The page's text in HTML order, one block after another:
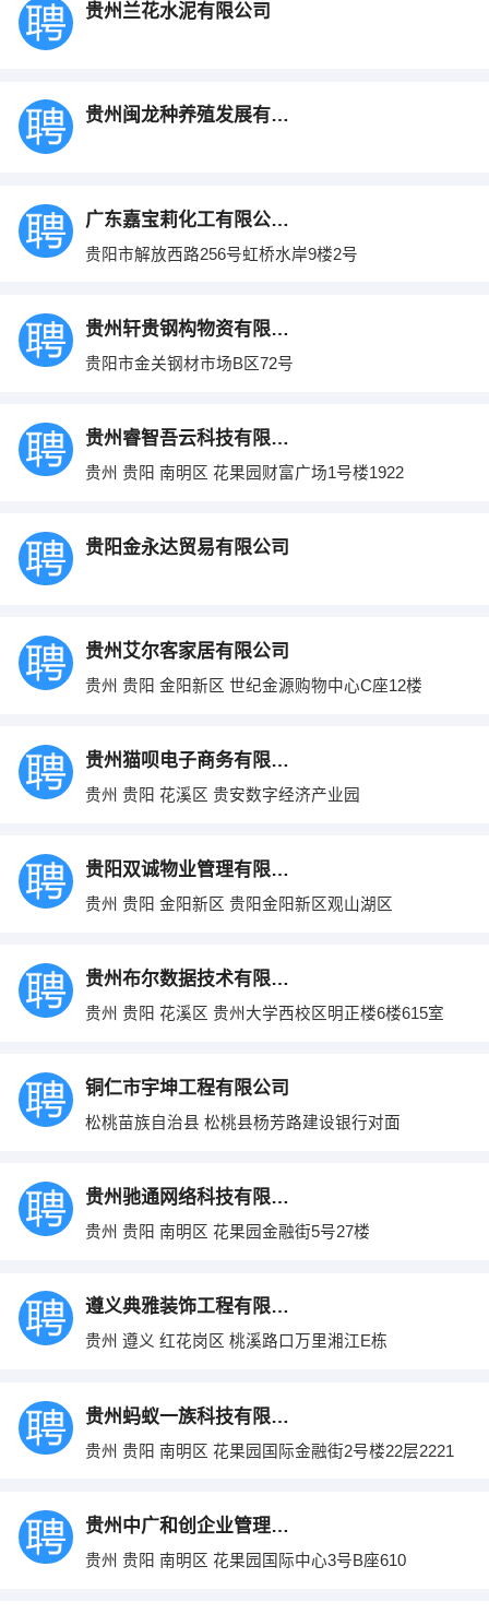
贵州兰花水泥有限公司
贵州闽龙种养殖发展有限公司
广东嘉宝莉化工有限公司贵阳营销中心
贵阳市解放西路256号虹桥水岸9楼2号
贵州轩贵钢构物资有限公司
贵阳市金关钢材市场B区72号
贵州睿智吾云科技有限公司
贵州 贵阳 南明区 花果园财富广场1号楼1922
贵阳金永达贸易有限公司
贵州艾尔客家居有限公司
贵州 贵阳 金阳新区 世纪金源购物中心C座12楼
贵州猫呗电子商务有限公司
贵州 贵阳 花溪区 贵安数字经济产业园
贵阳双诚物业管理有限公司
贵州 贵阳 金阳新区 贵阳金阳新区观山湖区
贵州布尔数据技术有限公司
贵州 贵阳 花溪区 贵州大学西校区明正楼6楼615室
铜仁市宇坤工程有限公司
松桃苗族自治县 松桃县杨芳路建设银行对面
贵州驰通网络科技有限公司
贵州 贵阳 南明区 花果园金融街5号27楼
遵义典雅装饰工程有限公司
贵州 遵义 红花岗区 桃溪路口万里湘江E栋
贵州蚂蚁一族科技有限公司
贵州 贵阳 南明区 花果园国际金融街2号楼22层2221
贵州中广和创企业管理有限公司
贵州 贵阳 南明区 花果园国际中心3号B座610